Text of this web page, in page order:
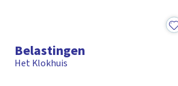
Belastingen
Het Klokhuis